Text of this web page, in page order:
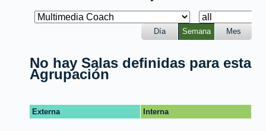
Día Semana Mes
No hay Salas definidas para esta
Agrupación
Externa Interna